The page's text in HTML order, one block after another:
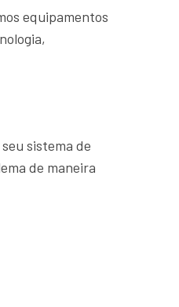
equipamentos
sistema de
de maneira